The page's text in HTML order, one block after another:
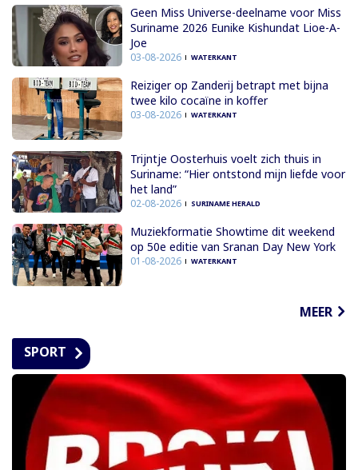
Geen Miss Universe-deelname voor Miss
Suriname 2026 Eunike Kishundat Lioe-A-
Joe
03-08-2026 WATERKANT
Reiziger op Zanderij betrapt met bijna
twee kilo cocaïne in koffer
03-08-2026 WATERKANT
Trijntje Oosterhuis voelt zich thuis in
Suriname: “Hier ontstond mijn liefde voor
het land”
02-08-2026 SURINAME HERALD
Muziekformatie Showtime dit weekend
op 50e editie van Sranan Day New York
01-08-2026 WATERKANT
MEER
SPORT